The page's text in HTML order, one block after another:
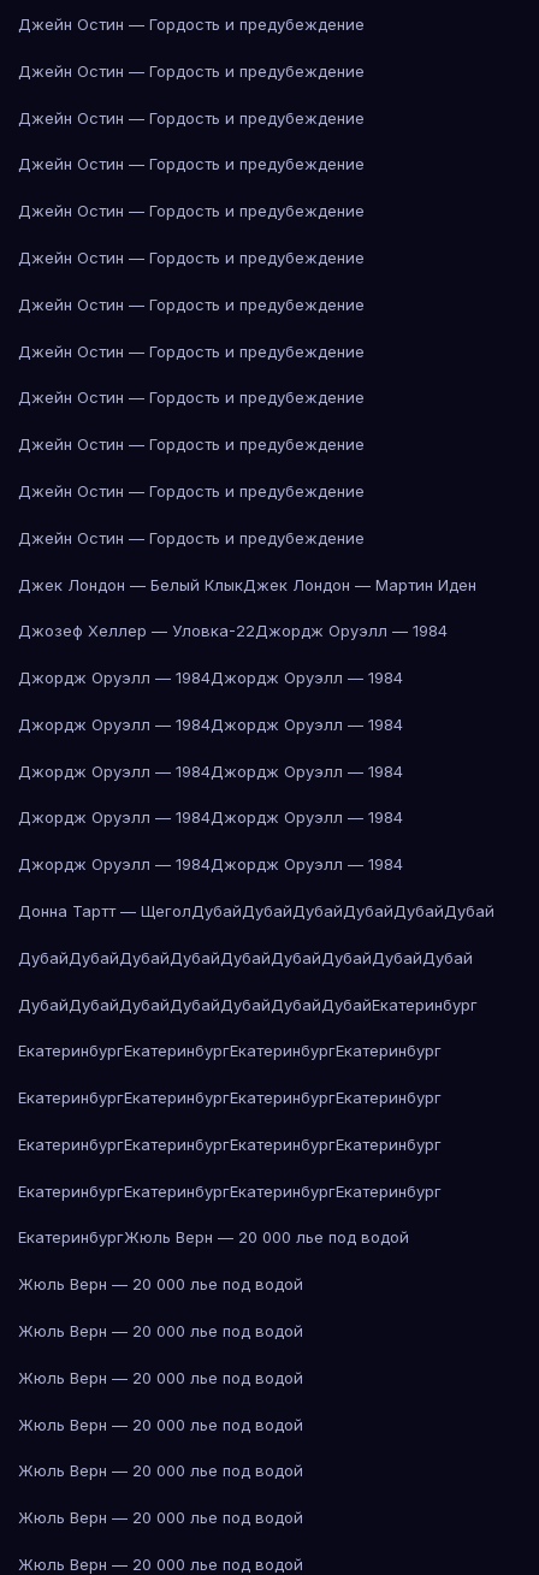
Джейн Остин — Гордость и предубеждение
Джейн Остин — Гордость и предубеждение
Джейн Остин — Гордость и предубеждение
Джейн Остин — Гордость и предубеждение
Джейн Остин — Гордость и предубеждение
Джейн Остин — Гордость и предубеждение
Джейн Остин — Гордость и предубеждение
Джейн Остин — Гордость и предубеждение
Джейн Остин — Гордость и предубеждение
Джейн Остин — Гордость и предубеждение
Джейн Остин — Гордость и предубеждение
Джейн Остин — Гордость и предубеждение
Джек Лондон — Белый КлыкДжек Лондон — Мартин Иден
Джозеф Хеллер — Уловка-22Джордж Оруэлл — 1984
Джордж Оруэлл — 1984Джордж Оруэлл — 1984
Джордж Оруэлл — 1984Джордж Оруэлл — 1984
Джордж Оруэлл — 1984Джордж Оруэлл — 1984
Джордж Оруэлл — 1984Джордж Оруэлл — 1984
Джордж Оруэлл — 1984Джордж Оруэлл — 1984
Донна Тартт — ЩеголДубайДубайДубайДубайДубайДубай
ДубайДубайДубайДубайДубайДубайДубайДубайДубай
ДубайДубайДубайДубайДубайДубайДубайЕкатеринбург
ЕкатеринбургЕкатеринбургЕкатеринбургЕкатеринбург
ЕкатеринбургЕкатеринбургЕкатеринбургЕкатеринбург
ЕкатеринбургЕкатеринбургЕкатеринбургЕкатеринбург
ЕкатеринбургЕкатеринбургЕкатеринбургЕкатеринбург
ЕкатеринбургЖюль Верн — 20 000 лье под водой
Жюль Верн — 20 000 лье под водой
Жюль Верн — 20 000 лье под водой
Жюль Верн — 20 000 лье под водой
Жюль Верн — 20 000 лье под водой
Жюль Верн — 20 000 лье под водой
Жюль Верн — 20 000 лье под водой
Жюль Верн — 20 000 лье под водой